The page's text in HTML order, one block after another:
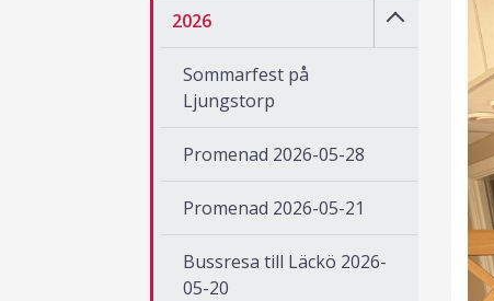
2026
Sommarfest på
Ljungstorp
Promenad 2026-05-28
Promenad 2026-05-21
Bussresa till Läckö 2026-
05-20